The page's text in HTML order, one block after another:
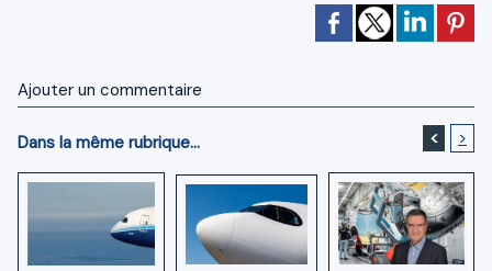
Ajouter un commentaire
Dans la même rubrique... < >